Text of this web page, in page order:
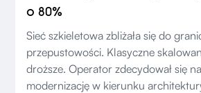
o 80%
Sieć szkieletowa zbliżała się do
przepustowości. Klasyczne
droższe. Operator zdecydował się
modernizację w kierunku